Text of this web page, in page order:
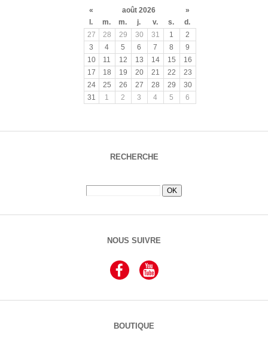
« août 2026
»
l.
m. m. j. v. s.
d.
27
28 29 30 31 1
2
3
4 5 6 7 8
9
10
11 12 13 14 15
16
17
18 19 20 21 22
23
24
25 26 27 28 29
30
31
1 2 3 4 5 6
RECHERCHE
NOUS SUIVRE
BOUTIQUE